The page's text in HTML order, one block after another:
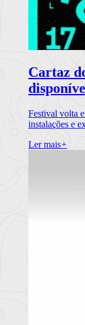
Cartaz
Festival volta
instalações e
Ler mais+